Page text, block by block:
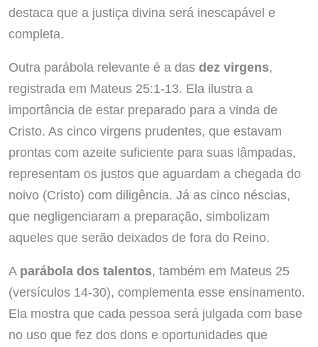
destaca que a justiça divina será inescapável e
completa.
Outra parábola relevante é a das dez virgens,
registrada em Mateus 25:1-13. Ela ilustra a
importância de estar preparado para a vinda de
Cristo. As cinco virgens prudentes, que estavam
prontas com azeite suficiente para suas lâmpadas,
representam os justos que aguardam a chegada do
noivo (Cristo) com diligência. Já as cinco néscias,
que negligenciaram a preparação, simbolizam
aqueles que serão deixados de fora do Reino.
A parábola dos talentos, também em Mateus 25
(versículos 14-30), complementa esse ensinamento.
Ela mostra que cada pessoa será julgada com base
no uso que fez dos dons e oportunidades que